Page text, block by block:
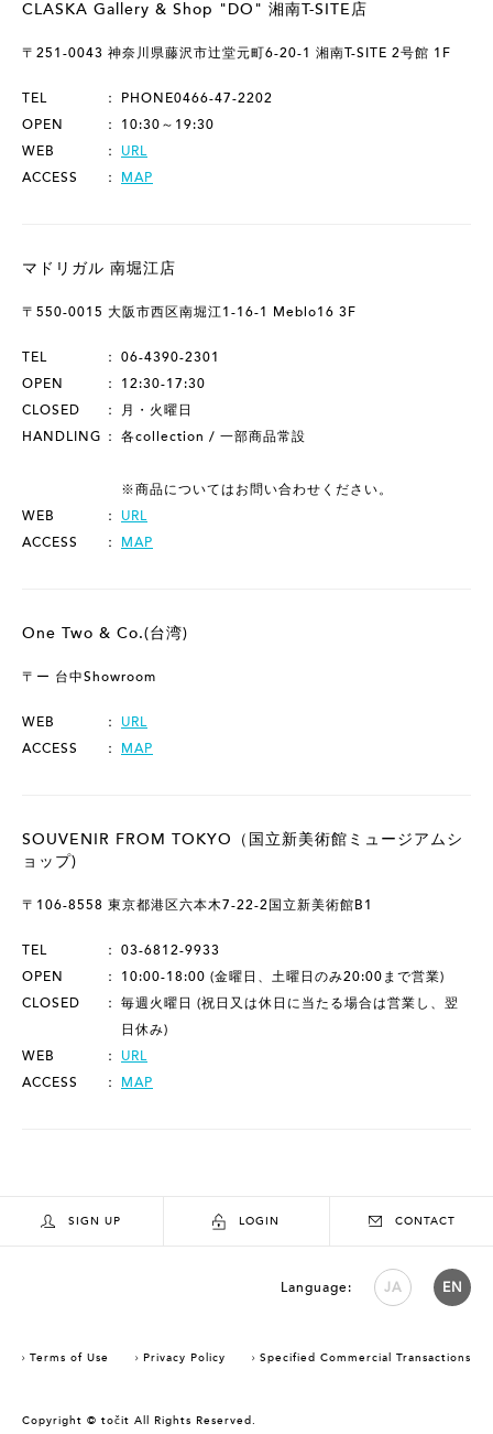
CLASKA Gallery & Shop "DO" 湘南T-SITE店
〒251-0043 神奈川県藤沢市辻堂元町6-20-1 湘南T-SITE 2号館 1F
TEL
PHONE0466-47-2202
OPEN
10:30～19:30
WEB
URL
ACCESS
MAP
マドリガル 南堀江店
〒550-0015 大阪市西区南堀江1-16-1 Meblo16 3F
TEL
06-4390-2301
OPEN
12:30-17:30
CLOSED
月・火曜日
HANDLING
各collection / 一部商品常設
※商品についてはお問い合わせください。
WEB
URL
ACCESS
MAP
One Two & Co.(台湾)
〒ー 台中Showroom
WEB
URL
ACCESS
MAP
SOUVENIR FROM TOKYO（国立新美術館ミュージアムシ
ョップ)
〒106-8558 東京都港区六本木7-22-2国立新美術館B1
TEL
03-6812-9933
OPEN
10:00-18:00 (金曜日、土曜日のみ20:00まで営業)
CLOSED
毎週火曜日 (祝日又は休日に当たる場合は営業し、翌
日休み)
WEB
URL
ACCESS
MAP
SIGN UP LOGIN CONTACT
Language: JA EN
Terms of Use Privacy Policy Specified Commercial Transactions
Copyright © točit All Rights Reserved.